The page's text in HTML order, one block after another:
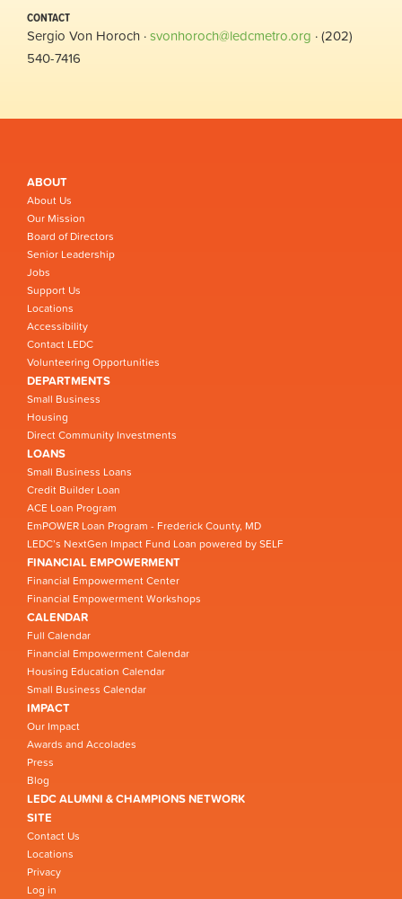
CONTACT
Sergio Von Horoch ·svonhoroch@ledcmetro.org · (202)
540-7416
ABOUT
About Us
Our Mission
Board of Directors
Senior Leadership
Jobs
Support Us
Locations
Accessibility
Contact LEDC
Volunteering Opportunities
DEPARTMENTS
Small Business
Housing
Direct Community Investments
LOANS
Small Business Loans
Credit Builder Loan
ACE Loan Program
EmPOWER Loan Program - Frederick County, MD
LEDC’s NextGen Impact Fund Loan powered by SELF
FINANCIAL EMPOWERMENT
Financial Empowerment Center
Financial Empowerment Workshops
CALENDAR
Full Calendar
Financial Empowerment Calendar
Housing Education Calendar
Small Business Calendar
IMPACT
Our Impact
Awards and Accolades
Press
Blog
LEDC ALUMNI & CHAMPIONS NETWORK
SITE
Contact Us
Locations
Privacy
Log in